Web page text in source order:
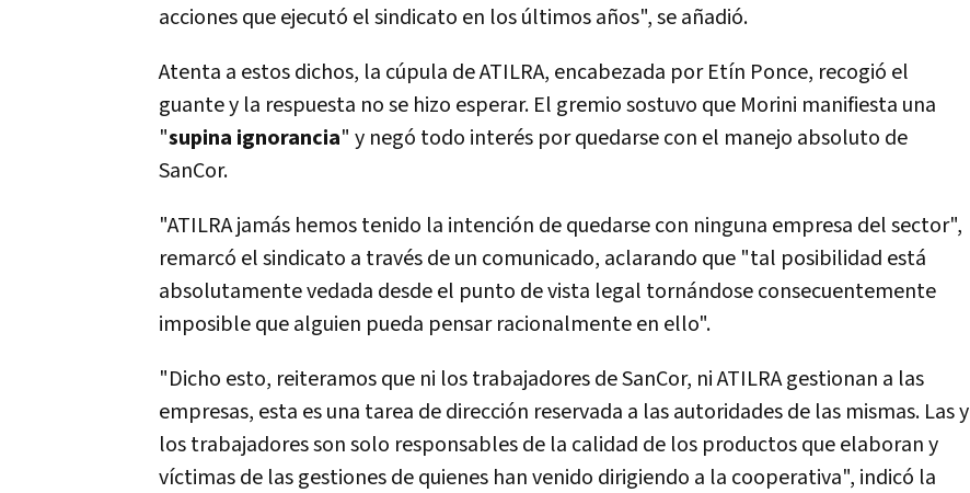
acciones que ejecutó el sindicato en los últimos años", se añadió.
Atenta a estos dichos, la cúpula de ATILRA, encabezada por Etín Ponce, recogió el
guante y la respuesta no se hizo esperar. El gremio sostuvo que Morini manifiesta una
"supina ignorancia" y negó todo interés por quedarse con el manejo absoluto de
SanCor.
"ATILRA jamás hemos tenido la intención de quedarse con ninguna empresa del sector",
remarcó el sindicato a través de un comunicado, aclarando que "tal posibilidad está
absolutamente vedada desde el punto de vista legal tornándose consecuentemente
imposible que alguien pueda pensar racionalmente en ello".
"Dicho esto, reiteramos que ni los trabajadores de SanCor, ni ATILRA gestionan a las
empresas, esta es una tarea de dirección reservada a las autoridades de las mismas. Las y
los trabajadores son solo responsables de la calidad de los productos que elaboran y
víctimas de las gestiones de quienes han venido dirigiendo a la cooperativa", indicó la